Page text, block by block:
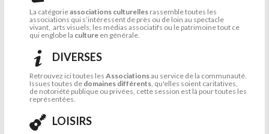
La catégorieassociations culturelles rassemble toutes les
associations qui s’intéressent de près ou de loin au spectacle
vivant, arts visuels, les médias associatifs ou le patrimoine tout ce
qui englobe la culture en générale.
DIVERSES
Retrouvez ici toutes les Associationsau service de la communauté.
Issues toutes de domaines différents , qu'elles soient caritatives,
de notoriété publique ou privées, cette session est là pour toutes les
représentées.
LOISIRS